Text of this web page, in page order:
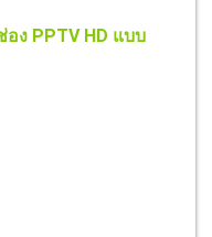
ง PPTV HD แบบ